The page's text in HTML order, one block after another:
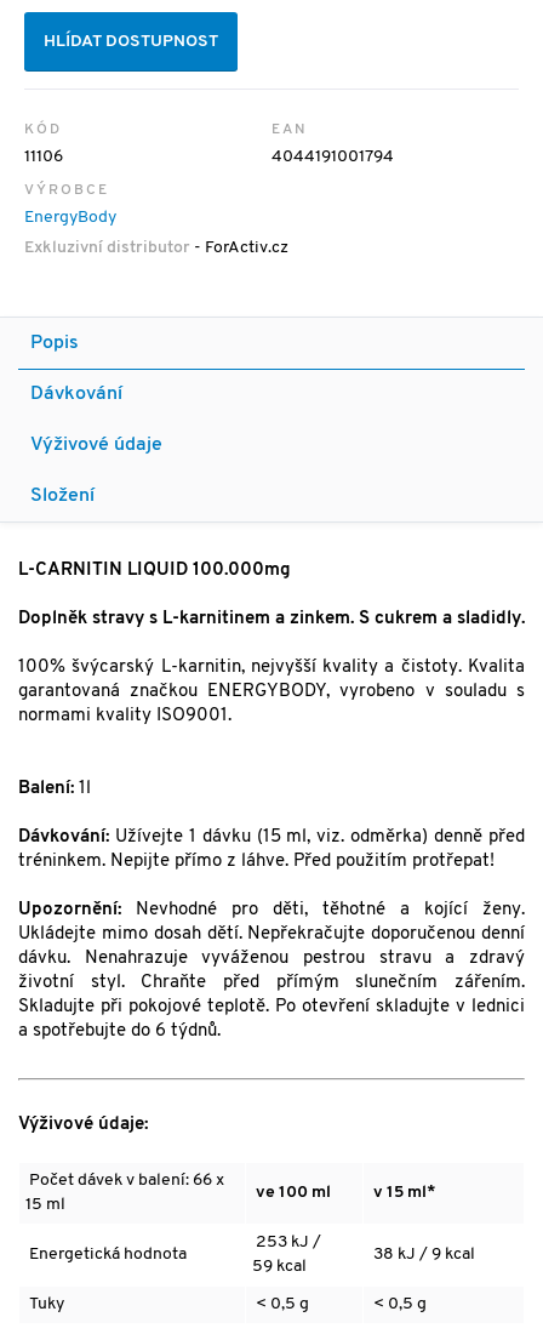
HLÍDAT DOSTUPNOST
KÓD
11106
EAN
4044191001794
VÝROBCE
EnergyBody
Exkluzivní distributor - ForActiv.cz
Popis
Dávkování
Výživové údaje
Složení
L-CARNITIN LIQUID 100.000mg
Doplněk stravy s L-karnitinem a zinkem. S cukrem a sladidly.
100% švýcarský L-karnitin, nejvyšší kvality a čistoty. Kvalita
garantovaná značkou ENERGYBODY, vyrobeno v souladu s
normami kvality ISO9001.
Balení: 1l
Dávkování: Užívejte 1 dávku (15 ml, viz. odměrka) denně před
tréninkem. Nepijte přímo z láhve. Před použitím protřepat!
Upozornění: Nevhodné pro děti, těhotné a kojící ženy.
Ukládejte mimo dosah dětí. Nepřekračujte doporučenou denní
dávku. Nenahrazuje vyváženou pestrou stravu a zdravý
životní styl. Chraňte před přímým slunečním zářením.
Skladujte při pokojové teplotě. Po otevření skladujte v lednici
a spotřebujte do 6 týdnů.
Výživové údaje:
Počet dávek v balení: 66 x
15 ml
ve 100 ml v 15 ml*
Energetická hodnota
253 kJ /
59 kcal
38 kJ / 9 kcal
Tuky < 0,5 g < 0,5 g